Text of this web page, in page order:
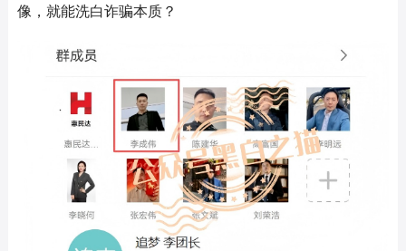
像，就能洗白诈骗本质？